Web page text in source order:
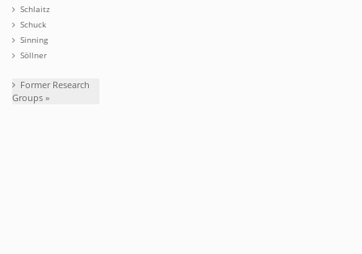
Schlaitz
Schuck
Sinning
Söllner
Former Research
Groups »